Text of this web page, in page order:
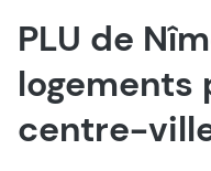
PLU de
logements
centre-